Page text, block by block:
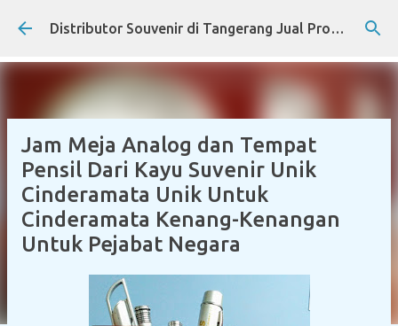
Skip to main content Distributor Souvenir di Tangerang Jual Produk Promosi Eksklusif Corporate dan Instansi Pemerintah
Jam Meja Analog dan Tempat
Pensil Dari Kayu Suvenir Unik
Cinderamata Unik Untuk
Cinderamata Kenang-Kenangan
Untuk Pejabat Negara